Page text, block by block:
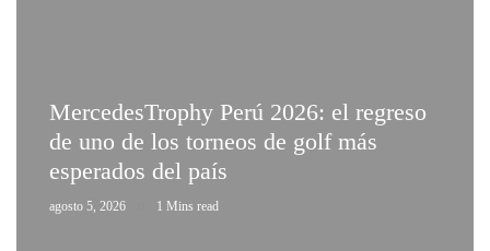
MercedesTrophy Perú 2026: el regreso
de uno de los torneos de golf más
esperados del país
agosto 5, 2026 1 Mins read